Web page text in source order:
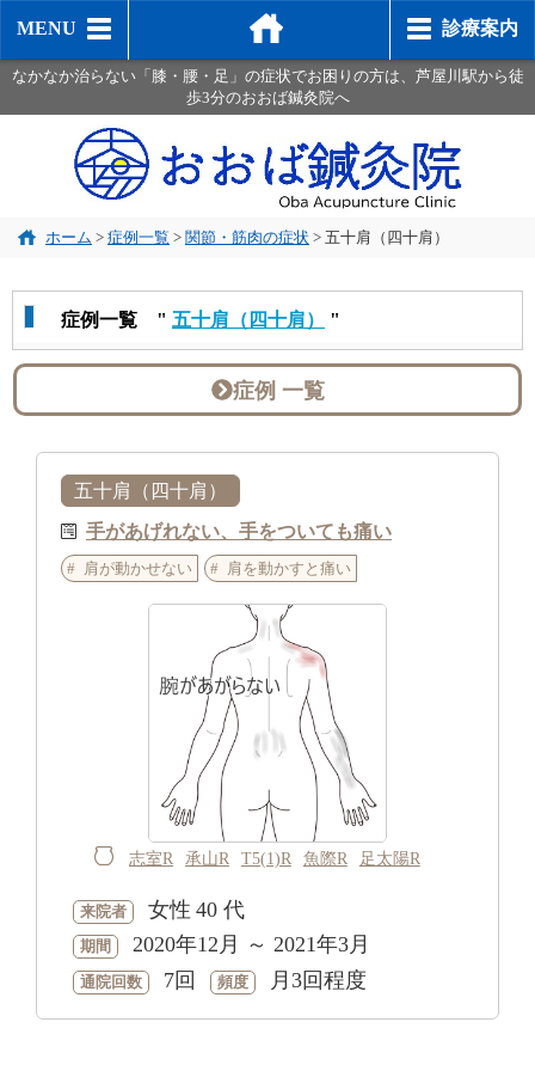
MENU 診療案内
なかなか治らない「膝・腰・足」の症状でお困りの方は、芦屋川駅から徒
歩3分のおおば鍼灸院へ
ホーム > 症例一覧 > 関節・筋肉の症状 > 五十肩（四十肩）
症例一覧 " 五十肩（四十肩） "
症例 一覧
五十肩（四十肩）
手があげれない、手をついても痛い
肩が動かせない 肩を動かすと痛い
志室R 承山R T5(1)R 魚際R 足太陽R
来院者 女性 40 代
期間 2020年12月 ～ 2021年3月
通院回数 7回 頻度 月3回程度